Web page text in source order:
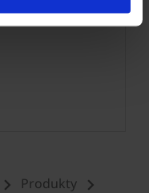
Produkty